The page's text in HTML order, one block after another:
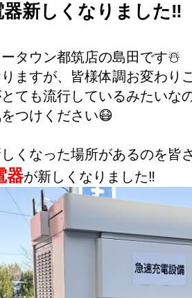
器新しくなりました‼︎
タウン都筑店の島田です☃️
ますが、皆様体調お変わり
ても流行しているみたいなの
つけください😷
くなった場所があるのを皆
器が新しくなりました‼️